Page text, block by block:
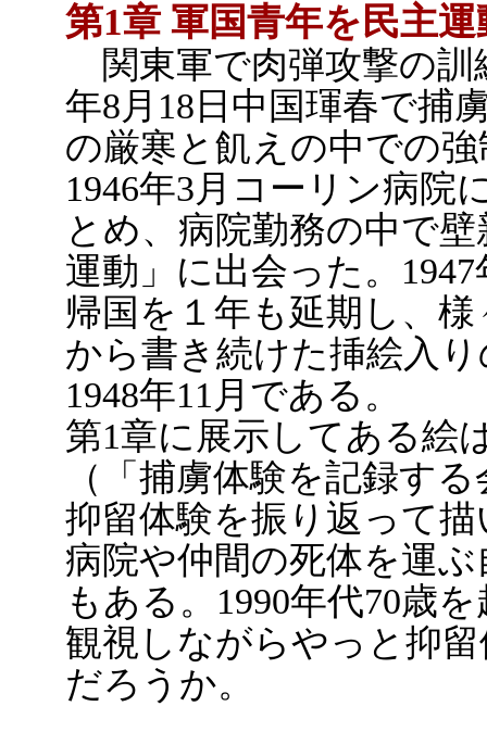
第1章 軍国青年を民主
関東軍で肉弾攻撃の訓
年8月18日中国琿春で捕
の厳寒と飢えの中での
1946年3月コーリン病院
とめ、病院勤務の中で
運動」に出会った。
帰国を１年も延期し、
から書き続けた挿絵入
1948年11月である。
第1章に展示してある絵
（「捕虜体験を記録す
抑留体験を振り返って
病院や仲間の死体を運
もある。1990年代70歳
観視しながらやっと抑
だろうか。